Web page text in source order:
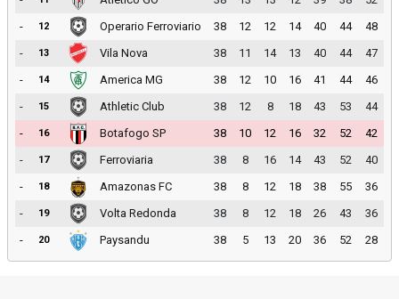
-
12 Operario Ferroviario 38 12 12 14 40 44
48
-
13 Vila Nova 38 11 14 13 40 44
47
-
14 America MG 38 12 10 16 41 44
46
-
15 Athletic Club 38 12 8 18 43 53
44
-
16 Botafogo SP 38 10 12 16 32 52
42
-
17 Ferroviaria 38 8 16 14 43 52
40
-
18 Amazonas FC 38 8 12 18 38 55
36
-
19 Volta Redonda 38 8 12 18 26 43
36
-
20 Paysandu 38 5 13 20 36 52 28